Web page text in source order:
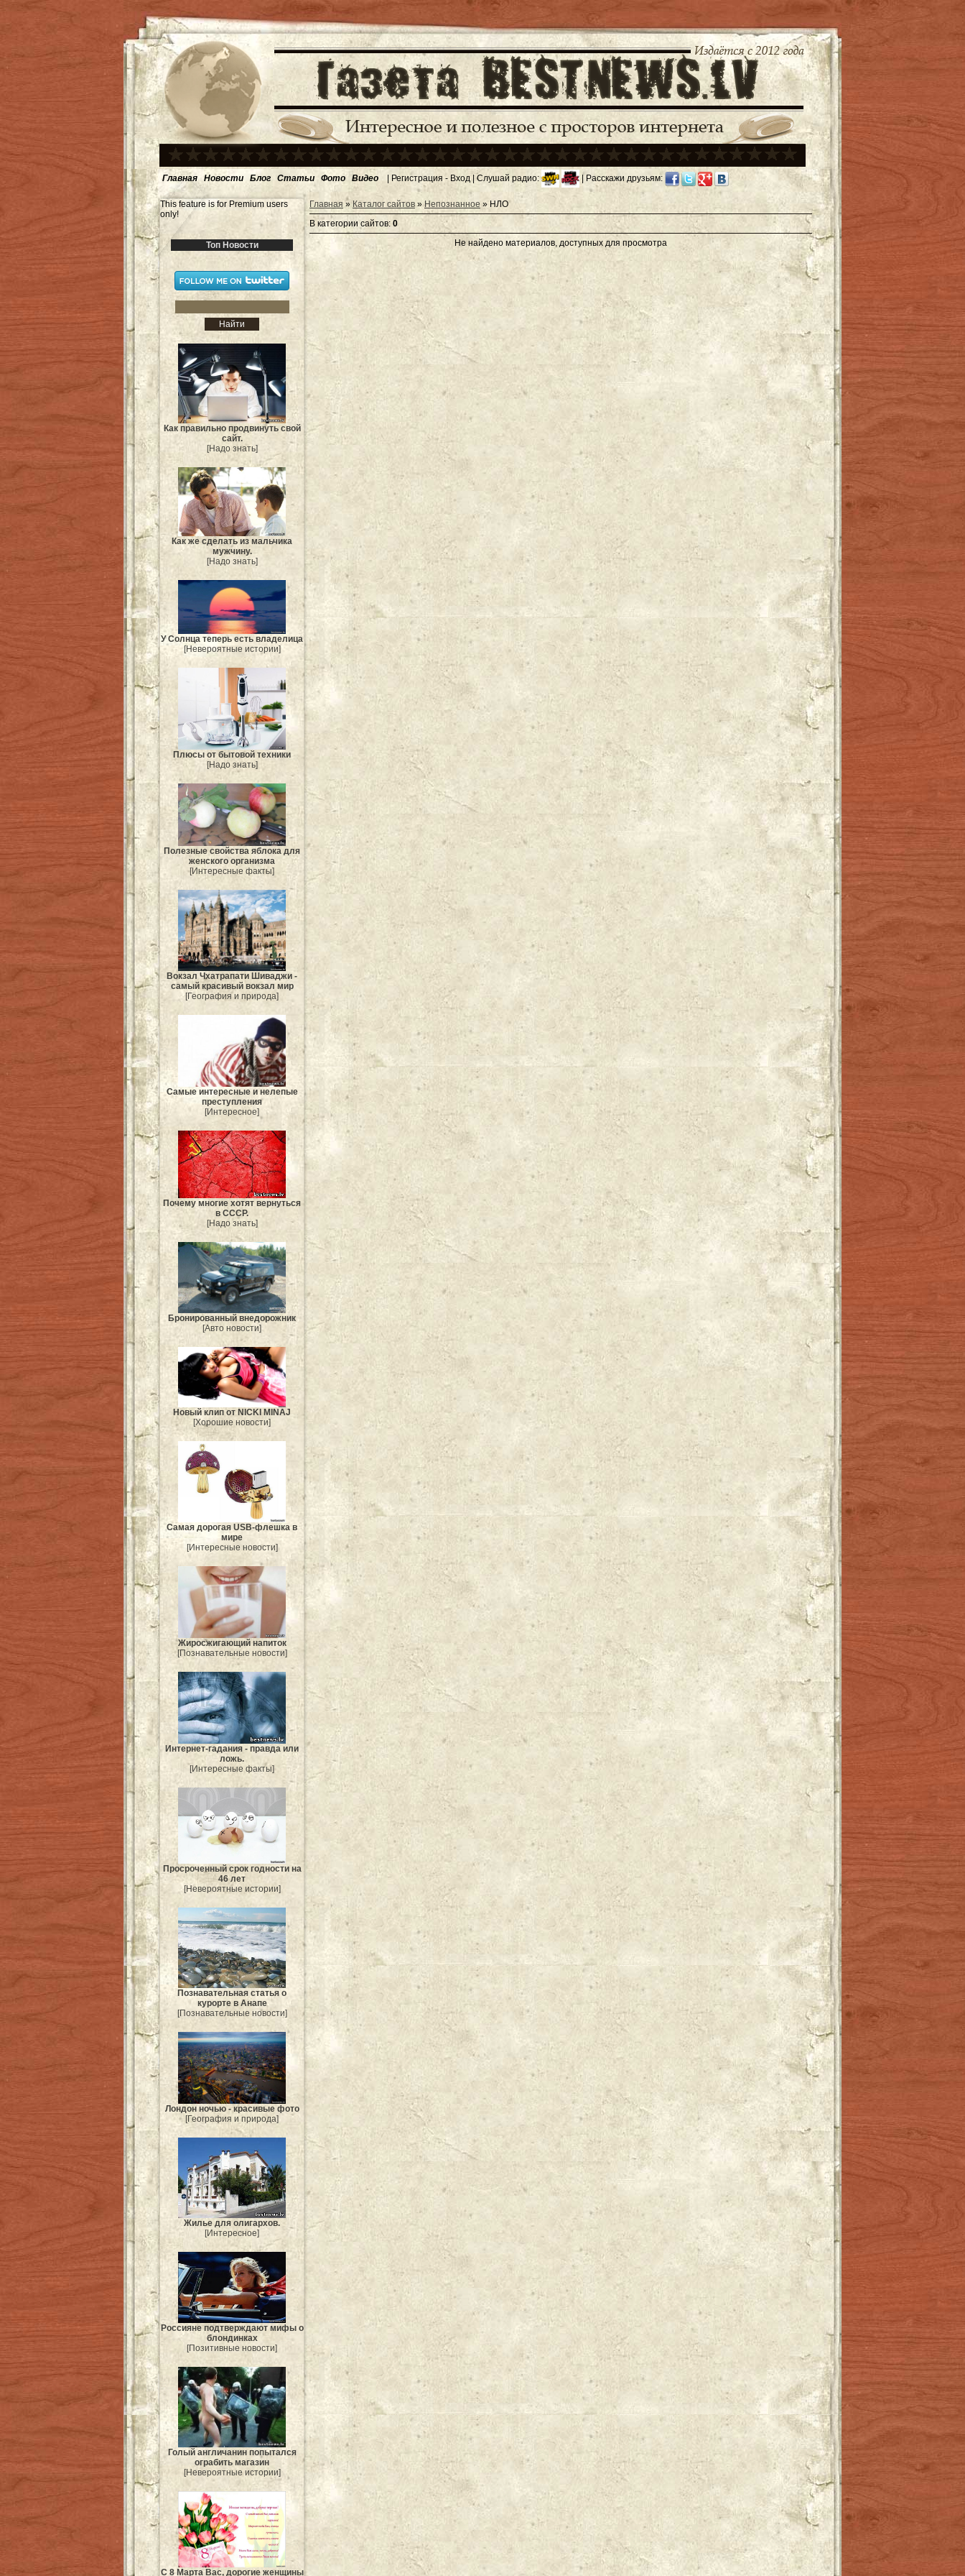
Главная Новости Блог Статьи Фото Видео | Регистрация - Вход | Слушай радио: | Расскажи друзьям:
This feature is for Premium users
only!
Топ Новости
Как правильно продвинуть свой
сайт.
[Надо знать]
Как же сделать из мальчика
мужчину.
[Надо знать]
У Солнца теперь есть владелица
[Невероятные истории]
Плюсы от бытовой техники
[Надо знать]
Полезные свойства яблока для
женского организма
[Интересные факты]
Вокзал Чхатрапати Шиваджи -
самый красивый вокзал мир
[География и природа]
Самые интересные и нелепые
преступления
[Интересное]
Почему многие хотят вернуться
в СССР.
[Надо знать]
Бронированный внедорожник
[Авто новости]
Новый клип от NICKI MINAJ
[Хорошие новости]
Самая дорогая USB-флешка в
мире
[Интересные новости]
Жиросжигающий напиток
[Познавательные новости]
Интернет-гадания - правда или
ложь.
[Интересные факты]
Просроченный срок годности на
46 лет
[Невероятные истории]
Познавательная статья о
курорте в Анапе
[Познавательные новости]
Лондон ночью - красивые фото
[География и природа]
Жилье для олигархов.
[Интересное]
Россияне подтверждают мифы о
блондинках
[Позитивные новости]
Голый англичанин попытался
ограбить магазин
[Невероятные истории]
С 8 Марта Вас, дорогие женщины
Главная » Каталог сайтов »Непознанное » НЛО
В категории сайтов: 0
Не найдено материалов, доступных для просмотра